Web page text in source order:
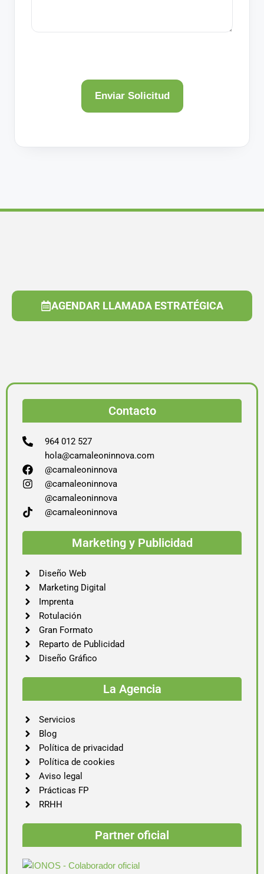
AGENDAR LLAMADA ESTRATÉGICA
Contacto
964 012 527
hola@camaleoninnova.com
@camaleoninnova
@camaleoninnova
@camaleoninnova
@camaleoninnova
Marketing y Publicidad
Diseño Web
Marketing Digital
Imprenta
Rotulación
Gran Formato
Reparto de Publicidad
Diseño Gráfico
La Agencia
Servicios
Blog
Política de privacidad
Política de cookies
Aviso legal
Prácticas FP
RRHH
Partner oficial